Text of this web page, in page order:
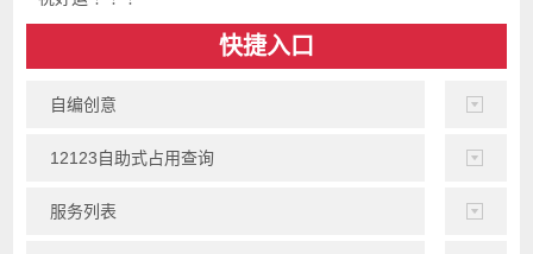
快捷入口
自编创意
12123自助式占用查询
服务列表